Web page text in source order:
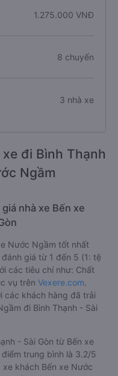
1.275.000 VNĐ
8 chuyến
3 nhà xe
đi Bình Thạnh
Ngầm
nhà xe Bến xe
Nước Ngầm tốt nhất
giá từ 1 đến 5 (1: tệ
các tiêu chí như: Chất
vụ trên Vexere.com.
các khách hàng đã trải
đi Bình Thạnh - Sài
- Sài Gòn từ Bến xe
trung bình là 3.2/5
khách Bến xe Nước